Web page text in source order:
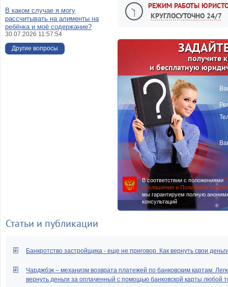
РЕЖИМ РАБОТЫ
КРУГЛОСУТОЧНО 24/7
получите
и бесплатную
В соответствии с положениями
Соглашения и Политикой
мы гарантируем полную
консультаций
В каком случае я могу
рассчитывать на алименты на
ребёнка и моё содержание?
30.07.2026 11:57:54
Другие вопросы
Статьи и публикации
Банкротство застройщика - еще не приговор. Как вернуть свои
Чарджбэк – механизм возврата платежей по банковским картам.
вернуть деньги за оплаченный с помощью банковской карты любой